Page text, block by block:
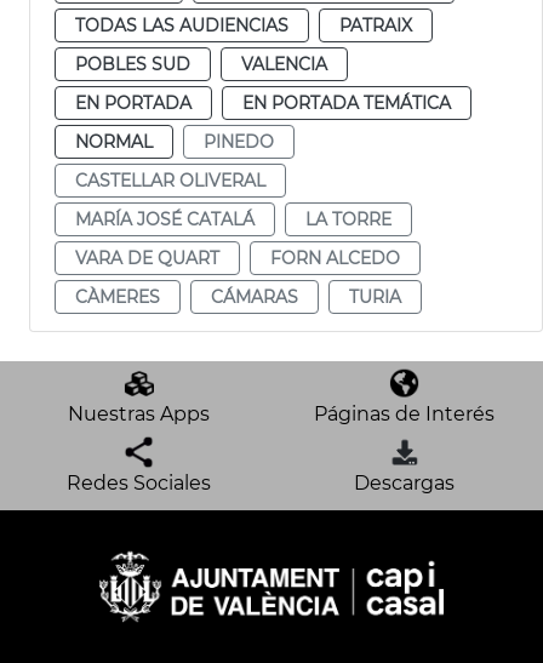
TODAS LAS AUDIENCIAS
PATRAIX
POBLES SUD
VALENCIA
EN PORTADA
EN PORTADA TEMÁTICA
NORMAL
PINEDO
CASTELLAR OLIVERAL
MARÍA JOSÉ CATALÁ
LA TORRE
VARA DE QUART
FORN ALCEDO
CÀMERES
CÁMARAS TURIA
Nuestras Apps Páginas de Interés
Redes Sociales Descargas